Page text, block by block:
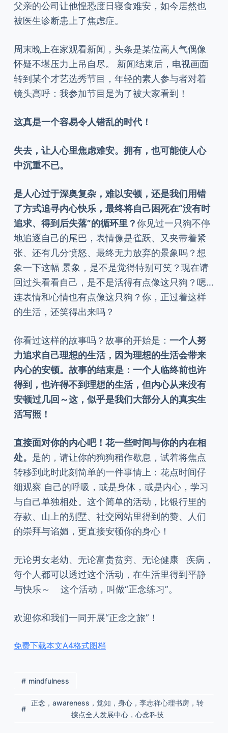
父亲的公司让他惶恐度日寝食难安，如今居然也
被医生诊断患上了焦虑症。
周末晚上在家观看新闻，头条是某位高人气偶像
怀疑不堪压力上吊自尽。 新闻结束后，电视画面
转到某个才艺选秀节目，年轻的素人参与者对着
镜头高呼：我参加节目是为了被大家看到！
这真是一个容易令人错乱的时代！
失去，让人心里焦虑难安。拥有，也可能使人心
中沉重不已。
是人心过于深奥复杂，难以安顿，还是我们用错
了方式追寻内心快乐，最终将自己困死在“没有时
追求、得到后失落”的循环里？你见过一只狗不停
地追逐自己的尾巴，表情像是雀跃、又夹带着紧
张、还有几分愤怒、最终无力放弃的景象吗？想
象一下这幅 景象，是不是觉得特别可笑？现在请
回过头看看自己，是不是活得有点像这只狗？嗯…
连表情和心情也有点像这只狗？你，正过着这样
的生活，还笑得出来吗？
你看过这样的故事吗？故事的开始是： 一个人努
力追求自己理想的生活，因为理想的生活会带来
内心的安顿。故事的结束是：一个人临终前也许
得到，也许得不到理想的生活，但内心从来没有
安顿过几回～这，似乎是我们大部分人的真实生
活写照！
直接面对你的内心吧！花一些时间与你的内在相
处。 是的，请让你的狗狗稍作歇息，试着将焦点
转移到此时此刻简单的一件事情上：花点时间仔
细观察 自己的呼吸，或是身体，或是内心，学习
与自己单独相处。这个简单的活动，比银行里的
存款、山上的别墅、社交网站里得到的赞、人们
的崇拜与谄媚，更直接安顿你的身心！
无论男女老幼、无论富贵贫穷、无论健康 疾病，
每个人都可以透过这个活动，在生活里得到平静
与快乐～ 这个活动，叫做“正念练习”。
欢迎你和我们一同开展“正念之旅”！
免费下载本文A4格式图档
mindfulness
正念，awareness，觉知，身心，李志祥心理书房，转
捩点全人发展中心，心念科技